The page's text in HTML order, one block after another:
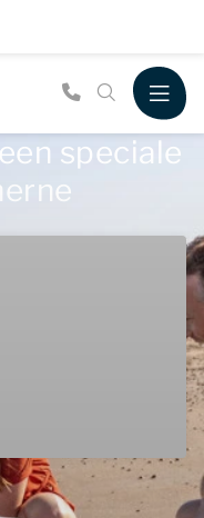
speciale